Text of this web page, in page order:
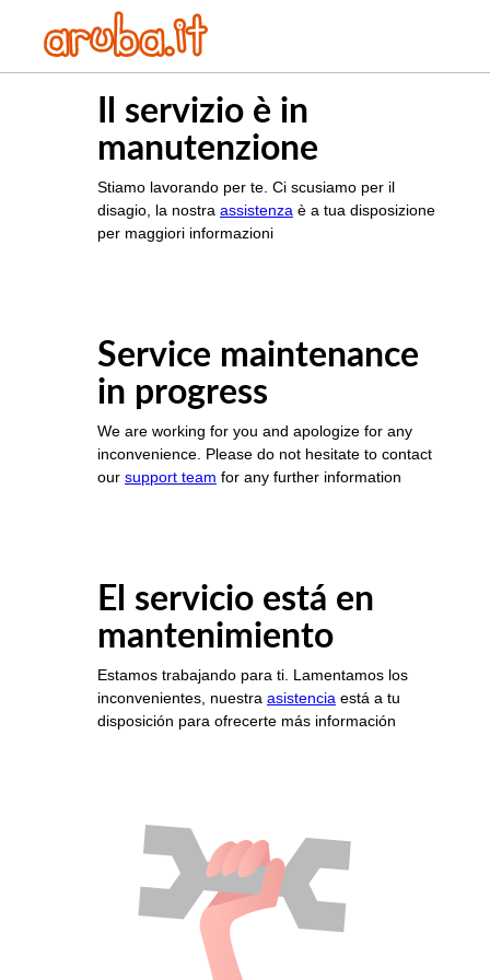
Il servizio è in
manutenzione
Stiamo lavorando per te. Ci scusiamo per il
disagio, la nostra assistenza è a tua disposizione
per maggiori informazioni
Service maintenance
in progress
We are working for you and apologize for any
inconvenience. Please do not hesitate to contact
our support team for any further information
El servicio está en
mantenimiento
Estamos trabajando para ti. Lamentamos los
inconvenientes, nuestra asistencia está a tu
disposición para ofrecerte más información